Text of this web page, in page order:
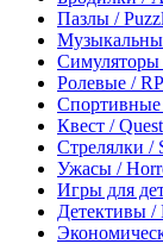
Пазлы /
Симуляторы
Ролевые /
Спортивные
Квест / Quest
Стрелялки /
Ужасы /
Игры для
Детективы /